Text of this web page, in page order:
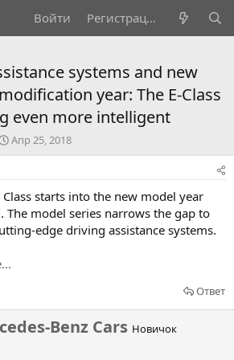
Войти Регистрация
systems and new
year: The E-Class
even more intelligent
Д
а
а
н
а
ч
Апр 25, 2018
Class starts into the new model year
The model series narrows the gap to
edge driving assistance systems.
Ответ
Benz Cars Новичок